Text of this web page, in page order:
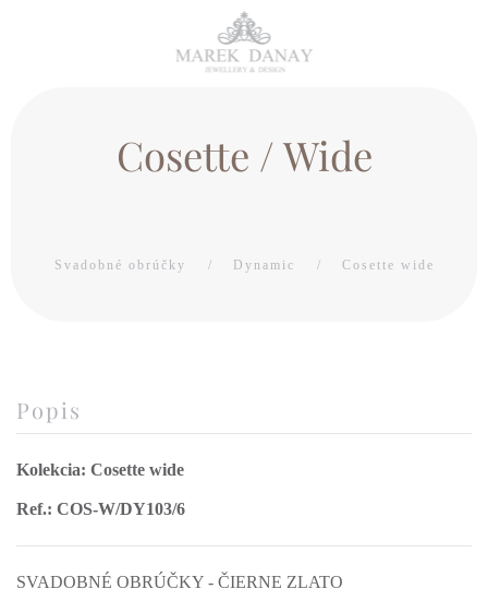
Cosette / Wide
Svadobné obrúčky Dynamic Cosette wide
Popis
Kolekcia: Cosette wide
Ref.: COS-W/DY103/6
SVADOBNÉ OBRÚČKY - ČIERNE ZLATO